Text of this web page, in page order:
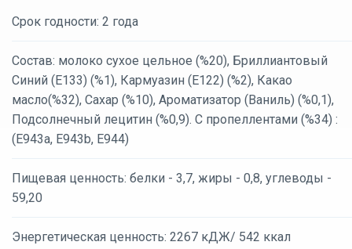
Срок годности: 2 года
Состав: молоко сухое цельное (%20), Бриллиантовый
Синий (E133) (%1), Кармуазин (E122) (%2), Какао
масло(%32), Сахар (%10), Ароматизатор (Ваниль) (%0,1),
Подсолнечный лецитин (%0,9). С пропеллентами (%34) :
(E943a, E943b, E944)
Пищевая ценность: белки - 3,7, жиры - 0,8, углеводы -
59,20
Энергетическая ценность: 2267 кДЖ/ 542 ккал